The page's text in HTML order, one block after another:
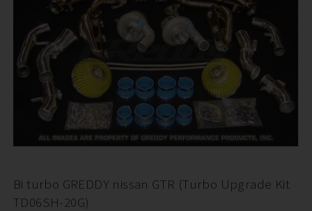
Bi turbo GREDDY nissan GTR (Turbo Upgrade Kit
TD06SH-20G)